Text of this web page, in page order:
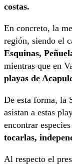
costas.
En concreto, la
región, siendo el
Esquinas,
mientras que en
playas de
De esta forma, la
asistan a estas
encontrar
tocarlas,
Al respecto el